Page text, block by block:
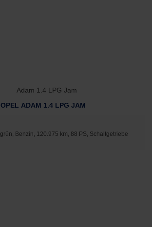
OPEL ADAM 1.4 LPG JAM
grün, Benzin, 120.975 km, 88 PS, Schaltgetriebe